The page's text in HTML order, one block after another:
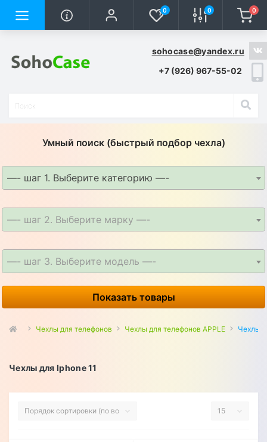
0 0 0
sohocase@yandex.ru
+7 (926) 967-55-02
Умный поиск (быстрый подбор чехла)
—- шаг 1. Выберите категорию —-
—- шаг 2. Выберите марку —-
—- шаг 3. Выберите модель —-
Показать товары
Чехлы для телефонов Чехлы для телефонов APPLE Чехлы
Чехлы для Iphone 11